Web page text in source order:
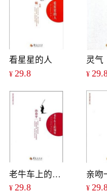
看星星的人
¥ 29.8
灵气
¥
老牛车上的钢琴
¥ 29.8
亲吻
¥